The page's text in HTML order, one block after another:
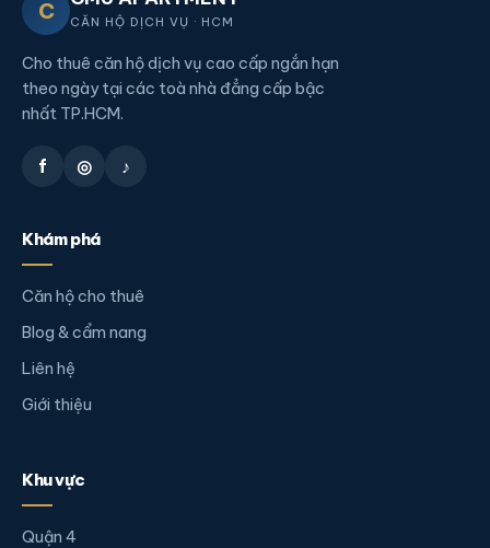
C CĂN HỘ DỊCH VỤ · HCM
Cho thuê căn hộ dịch vụ cao cấp ngắn hạn
theo ngày tại các toà nhà đẳng cấp bậc
nhất TP.HCM.
f ◎ ♪
Khám phá
Căn hộ cho thuê
Blog & cẩm nang
Liên hệ
Giới thiệu
Khu vực
Quận 4